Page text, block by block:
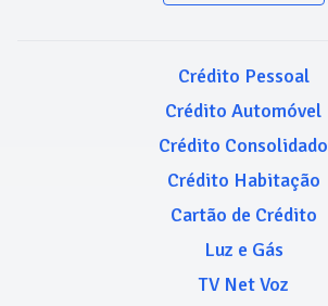
Crédito Pessoal
Crédito Automóvel
Crédito Consolidado
Crédito Habitação
Cartão de Crédito
Luz e Gás
TV Net Voz